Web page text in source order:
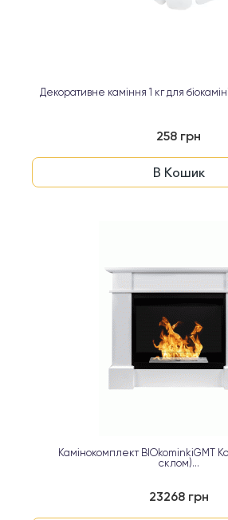
Декоративне каміння 1 кг для
258 грн
В Кошик
Камінокомплект BIOkominkiGMT
склом)...
23268 грн